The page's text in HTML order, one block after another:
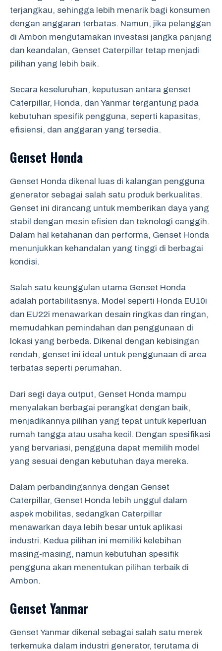
terjangkau, sehingga lebih menarik bagi konsumen
dengan anggaran terbatas. Namun, jika pelanggan
di Ambon mengutamakan investasi jangka panjang
dan keandalan, Genset Caterpillar tetap menjadi
pilihan yang lebih baik.
Secara keseluruhan, keputusan antara genset
Caterpillar, Honda, dan Yanmar tergantung pada
kebutuhan spesifik pengguna, seperti kapasitas,
efisiensi, dan anggaran yang tersedia.
Genset Honda
Genset Honda dikenal luas di kalangan pengguna
generator sebagai salah satu produk berkualitas.
Genset ini dirancang untuk memberikan daya yang
stabil dengan mesin efisien dan teknologi canggih.
Dalam hal ketahanan dan performa, Genset Honda
menunjukkan kehandalan yang tinggi di berbagai
kondisi.
Salah satu keunggulan utama Genset Honda
adalah portabilitasnya. Model seperti Honda EU10i
dan EU22i menawarkan desain ringkas dan ringan,
memudahkan pemindahan dan penggunaan di
lokasi yang berbeda. Dikenal dengan kebisingan
rendah, genset ini ideal untuk penggunaan di area
terbatas seperti perumahan.
Dari segi daya output, Genset Honda mampu
menyalakan berbagai perangkat dengan baik,
menjadikannya pilihan yang tepat untuk keperluan
rumah tangga atau usaha kecil. Dengan spesifikasi
yang bervariasi, pengguna dapat memilih model
yang sesuai dengan kebutuhan daya mereka.
Dalam perbandingannya dengan Genset
Caterpillar, Genset Honda lebih unggul dalam
aspek mobilitas, sedangkan Caterpillar
menawarkan daya lebih besar untuk aplikasi
industri. Kedua pilihan ini memiliki kelebihan
masing-masing, namun kebutuhan spesifik
pengguna akan menentukan pilihan terbaik di
Ambon.
Genset Yanmar
Genset Yanmar dikenal sebagai salah satu merek
terkemuka dalam industri generator, terutama di